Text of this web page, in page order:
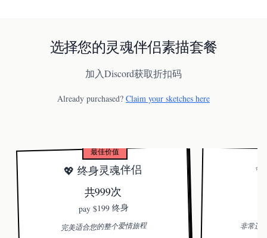
选择您的灵魂伴侣素描套餐
加入Discord获取折扣码
Already purchased? Claim your sketches here
最佳价值
💖 终身灵魂伴侣
共999次
pay $199 终身
完美适合您的整个爱情旅程 非常适